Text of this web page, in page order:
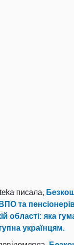
писала,
та
області: яка
українцям.